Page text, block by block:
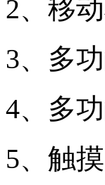
2、移
3、多
4、多
5、触